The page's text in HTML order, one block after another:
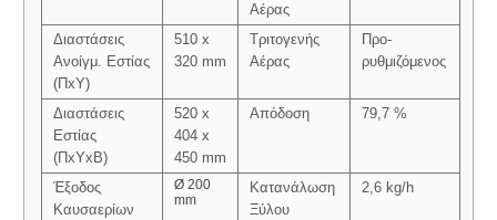
Αέρας
Διαστάσεις
Ανοίγμ. Εστίας
(ΠxY)
510 x
320 mm
Τριτογενής
Αέρας
Προ-
ρυθμιζόμενος
Διαστάσεις
Εστίας
(ΠxYxB)
520 x
404 x
450 mm
Απόδοση 79,7 %
Έξοδος
Καυσαερίων
Ø 200
mm
Κατανάλωση
Ξύλου
2,6 kg/h